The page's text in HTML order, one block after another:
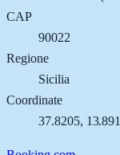
CAP
90022
Regione
Sicilia
Coordinate
37.8205,